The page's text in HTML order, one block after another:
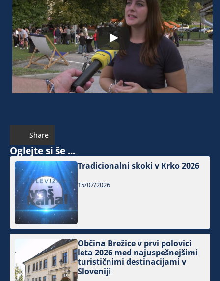
Share
Oglejte si še ...
Tradicionalni skoki v Krko 2026
15/07/2026
Občina Brežice v prvi polovici
leta 2026 med najuspešnejšimi
turističnimi destinacijami v
Sloveniji